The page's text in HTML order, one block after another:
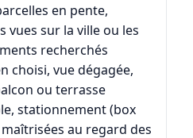
en pente,
vues sur la ville ou les
recherchés
choisi, vue dégagée,
ou terrasse
stationnement (box
au regard des